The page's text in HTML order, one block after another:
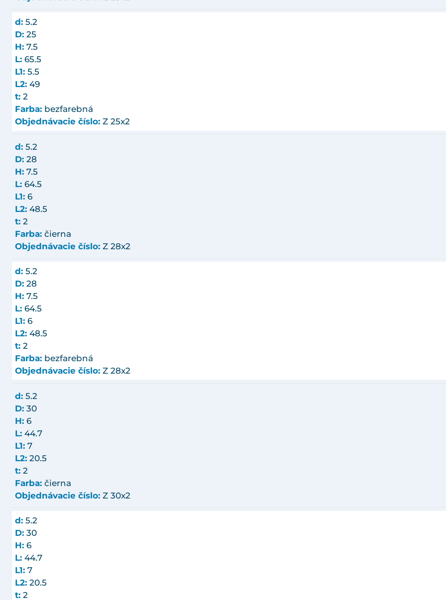
d: 5.2
D: 25
H: 7.5
L: 65.5
L1: 5.5
L2: 49
t: 2
Farba: bezfarebná
Objednávacie číslo: Z 25x2
d: 5.2
D: 28
H: 7.5
L: 64.5
L1: 6
L2: 48.5
t: 2
Farba: čierna
Objednávacie číslo: Z 28x2
d: 5.2
D: 28
H: 7.5
L: 64.5
L1: 6
L2: 48.5
t: 2
Farba: bezfarebná
Objednávacie číslo: Z 28x2
d: 5.2
D: 30
H: 6
L: 44.7
L1: 7
L2: 20.5
t: 2
Farba: čierna
Objednávacie číslo: Z 30x2
d: 5.2
D: 30
H: 6
L: 44.7
L1: 7
L2: 20.5
t: 2